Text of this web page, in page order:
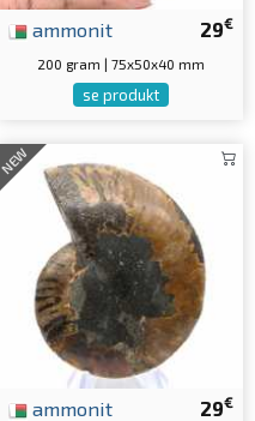
29€
ammonit
200 gram | 75x50x40 mm
se produkt
NEW
29€
ammonit